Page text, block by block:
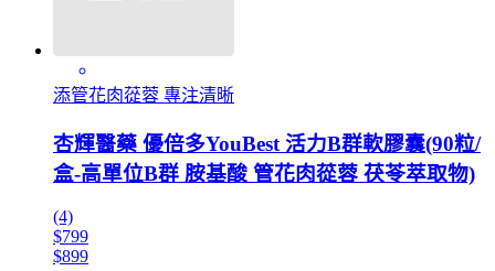
添管花肉蓯蓉 專注清晰
杏輝醫藥 優倍多YouBest 活力B群軟膠囊(90粒/
盒-高單位B群 胺基酸 管花肉蓯蓉 茯苓萃取物)
(4)
$799
$899